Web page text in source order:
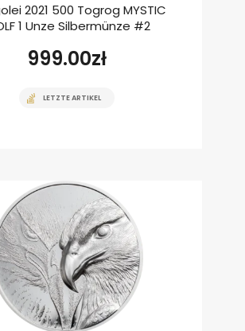
2021 500 Togrog MYSTIC
1 Unze Silbermünze #2
999.00zł
LETZTE ARTIKEL